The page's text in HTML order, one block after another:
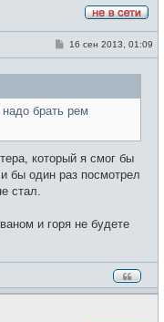
в
с
С
б
е
н
и
16 сен 2013, 01:09
брать рем
который я смог бы
бы один раз посмотрел
стал.
и горя не будете